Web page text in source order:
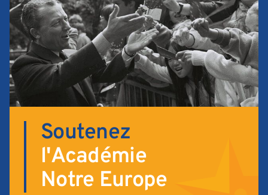
Soutenez
l'Académie
Notre Europe